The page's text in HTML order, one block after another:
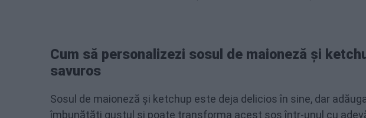
Cum să personalizezi sosul de maioneză și
savuros
Sosul de maioneză și ketchup este deja delicios în sine, dar
îmbunătăți gustul și poate transforma acest sos într-unul cu